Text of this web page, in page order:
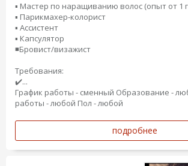
▪️ Мастер по наращиванию волос (опыт от 1
▪️ Парикмахер-колорист
▪️ Ассистент
▪️ Капсулятор
◾️Бровист/визажист
Требования:
✔️...
График работы - сменный Образование -
работы - любой Пол - любой
подробнее